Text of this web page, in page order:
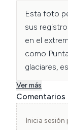
Esta foto
sus
en el
como
glaciares,
Ver más
Comentarios
Inicia